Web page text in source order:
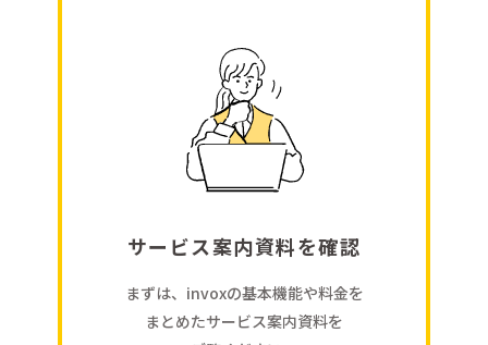
サービス案内資料を確認
まずは、invoxの基本機能や料金を
まとめたサービス案内資料を